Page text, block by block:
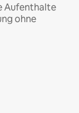
Aufenthalte
ohne